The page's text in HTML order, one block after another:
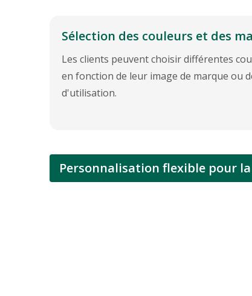
Sélection des couleurs et des
Les clients peuvent choisir différentes
en fonction de leur image de marque ou
d'utilisation.
Personnalisation flexible pour